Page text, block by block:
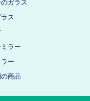
ガラス
ス
ラー
ー
商品